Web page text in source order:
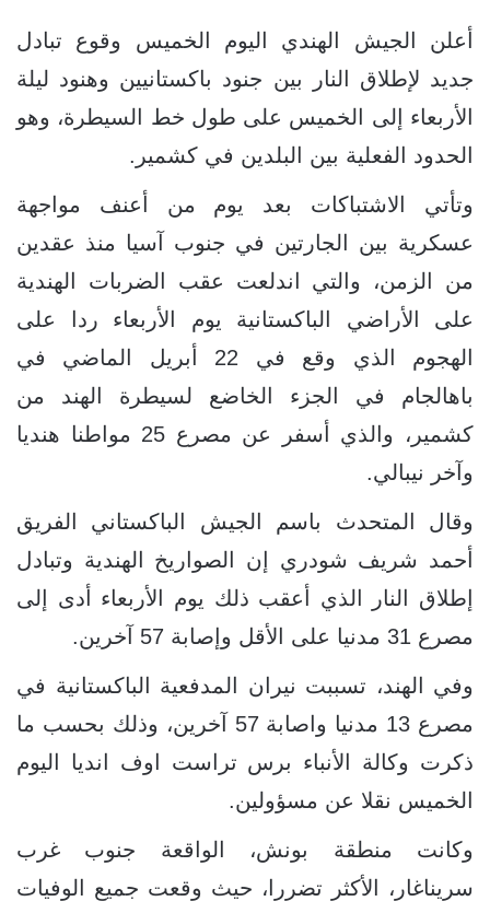
أعلن الجيش الهندي اليوم الخميس وقوع تبادل
جديد لإطلاق النار بين جنود باكستانيين وهنود ليلة
الأربعاء إلى الخميس على طول خط السيطرة، وهو
الحدود الفعلية بين البلدين في كشمير.
وتأتي الاشتباكات بعد يوم من أعنف مواجهة
عسكرية بين الجارتين في جنوب آسيا منذ عقدين
من الزمن، والتي اندلعت عقب الضربات الهندية
على الأراضي الباكستانية يوم الأربعاء ردا على
الهجوم الذي وقع في 22 أبريل الماضي في
باهالجام في الجزء الخاضع لسيطرة الهند من
كشمير، والذي أسفر عن مصرع 25 مواطنا هنديا
وآخر نيبالي.
وقال المتحدث باسم الجيش الباكستاني الفريق
أحمد شريف شودري إن الصواريخ الهندية وتبادل
إطلاق النار الذي أعقب ذلك يوم الأربعاء أدى إلى
مصرع 31 مدنيا على الأقل وإصابة 57 آخرين.
وفي الهند، تسببت نيران المدفعية الباكستانية في
مصرع 13 مدنيا واصابة 57 آخرين، وذلك بحسب ما
ذكرت وكالة الأنباء برس تراست اوف انديا اليوم
الخميس نقلا عن مسؤولين.
وكانت منطقة بونش، الواقعة جنوب غرب
سريناغار، الأكثر تضررا، حيث وقعت جميع الوفيات